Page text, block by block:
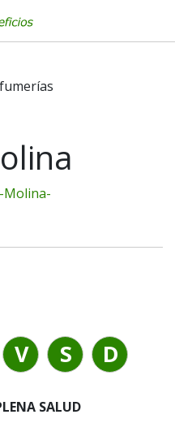
Molina-
V S D
SALUD